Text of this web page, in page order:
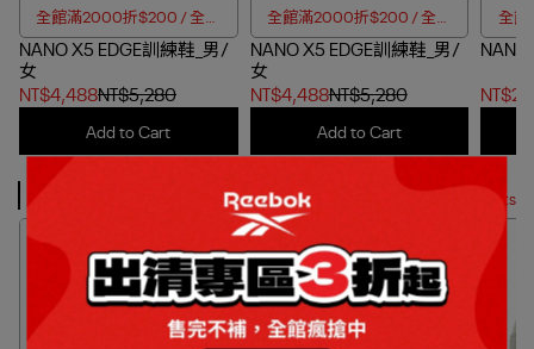
全館滿2000折$200 / 全館
滿4000折$350
NANO X5 EDGE訓練鞋_男/
女
NT$4,488NT$5,280
Add to Cart
全館滿2000折$200 / 全館
滿4000折$350
NANO X5 EDGE訓練鞋_男/
女
NT$4,488NT$5,280
Add to Cart
全
Classic Leather More Products